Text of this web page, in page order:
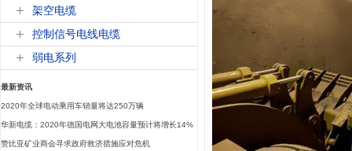
架空电缆
控制信号电线电缆
弱电系列
最新资讯
2020年全球电动乘用车销量将达250万辆
华新电缆：2020年德国电网大电池容量预计将增长14%
赞比亚矿业商会寻求政府救济措施应对危机